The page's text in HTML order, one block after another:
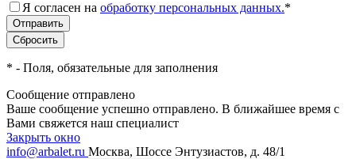
Я согласен на обработку персональных данных.*
* - Поля, обязательные для заполнения
Сообщение отправлено
Ваше сообщение успешно отправлено. В ближайшее время с
Вами свяжется наш специалист
Закрыть окно
info@arbalet.ru Москва, Шоссе Энтузиастов, д. 48/1